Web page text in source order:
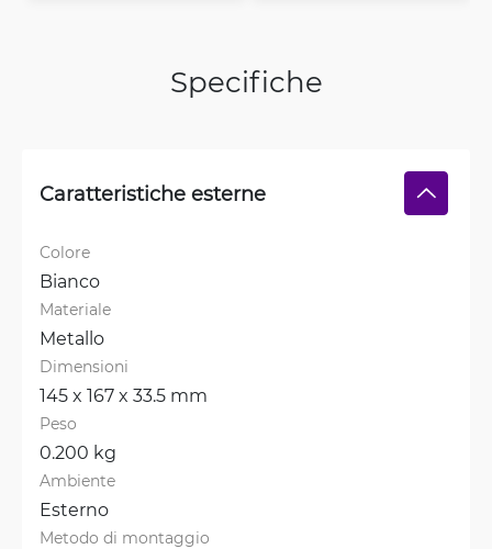
Specifiche
Caratteristiche esterne
Colore
Bianco
Materiale
Metallo
Dimensioni
145 x 167 x 33.5 mm
Peso
0.200 kg
Ambiente
Esterno
Metodo di montaggio